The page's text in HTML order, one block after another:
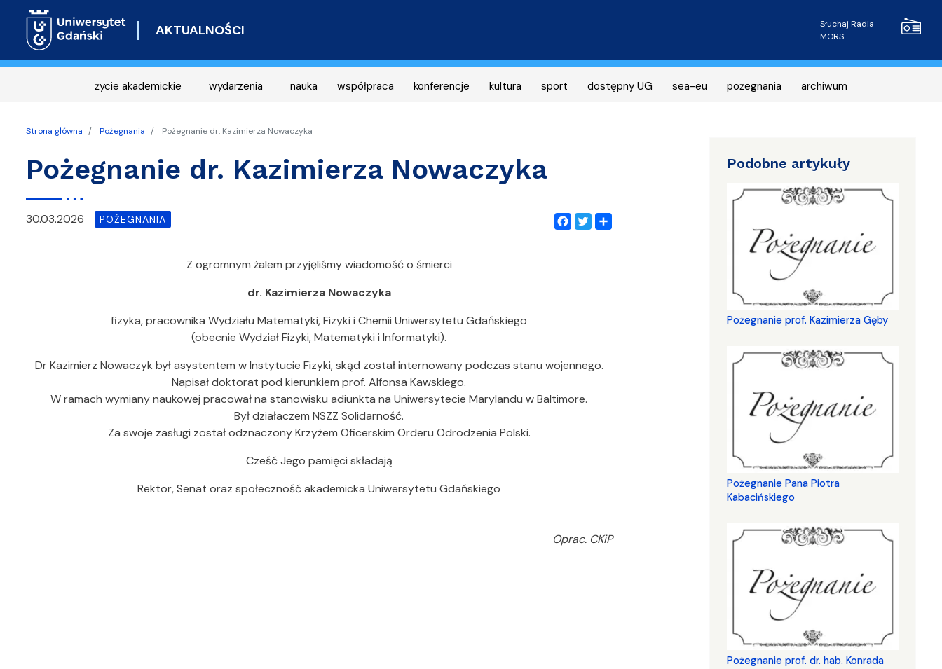
AKTUALNOŚCI Radio
Słuchaj Radia
MORS
życie akademickie wydarzenia nauka współpraca konferencje kultura sport dostępny UG sea-eu pożegnania archiwum
Strona główna Pożegnania Pożegnanie dr. Kazimierza Nowaczyka
Pożegnanie dr. Kazimierza Nowaczyka
Facebook
Twitter
Share
30.03.2026 POŻEGNANIA
Z ogromnym żalem przyjęliśmy wiadomość o śmierci
dr. Kazimierza Nowaczyka
fizyka, pracownika Wydziału Matematyki, Fizyki i Chemii Uniwersytetu Gdańskiego
(obecnie Wydział Fizyki, Matematyki i Informatyki).
Dr Kazimierz Nowaczyk był asystentem w Instytucie Fizyki, skąd został internowany podczas stanu wojennego.
Napisał doktorat pod kierunkiem prof. Alfonsa Kawskiego.
W ramach wymiany naukowej pracował na stanowisku adiunkta na Uniwersytecie Marylandu w Baltimore.
Był działaczem NSZZ Solidarność.
Za swoje zasługi został odznaczony Krzyżem Oficerskim Orderu Odrodzenia Polski.
Cześć Jego pamięci składają
Rektor, Senat oraz społeczność akademicka Uniwersytetu Gdańskiego
Oprac. CKiP
Podobne artykuły
Pożegnanie prof. Kazimierza Gęby
Pożegnanie Pana Piotra
Kabacińskiego
Pożegnanie prof. dr. hab. Konrada